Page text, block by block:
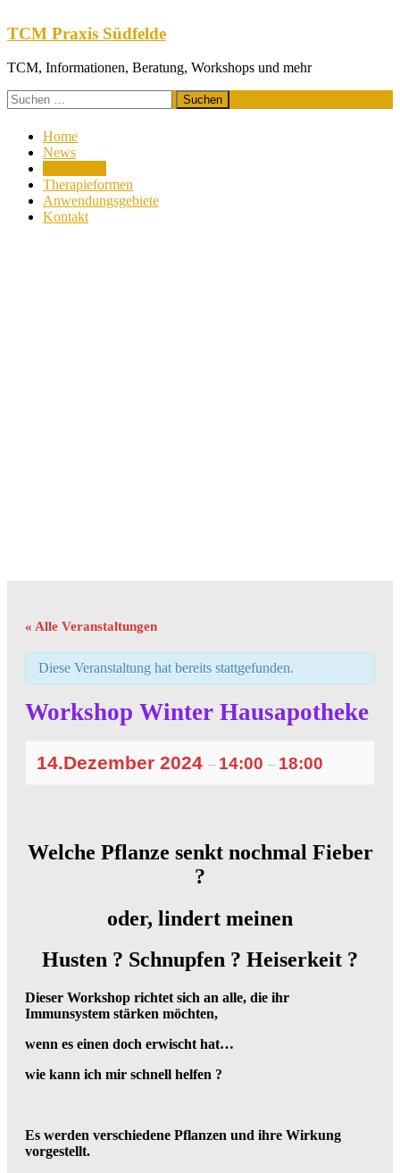
Inhalt
springen
TCM Praxis Südfelde
TCM, Informationen, Beratung, Workshops und mehr
Suchen
nach:
Home
News
Therapieformen
Anwendungsgebiete
Kontakt
« Alle Veranstaltungen
Diese Veranstaltung hat bereits stattgefunden.
Workshop Winter Hausapotheke
14.Dezember 2024 – 14:00 – 18:00
Welche Pflanze senkt nochmal Fieber
?
oder, lindert meinen
Husten ? Schnupfen ? Heiserkeit ?
Dieser Workshop richtet sich an alle, die ihr
Immunsystem stärken möchten,
wenn es einen doch erwischt hat…
wie kann ich mir schnell helfen ?
Es werden verschiedene Pflanzen und ihre Wirkung
vorgestellt.